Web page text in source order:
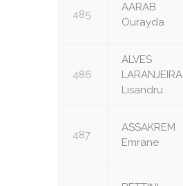
485
AARAB
Ourayda
486
ALVES
LARANJEIRA
Lisandru
487
ASSAKREM
Emrane